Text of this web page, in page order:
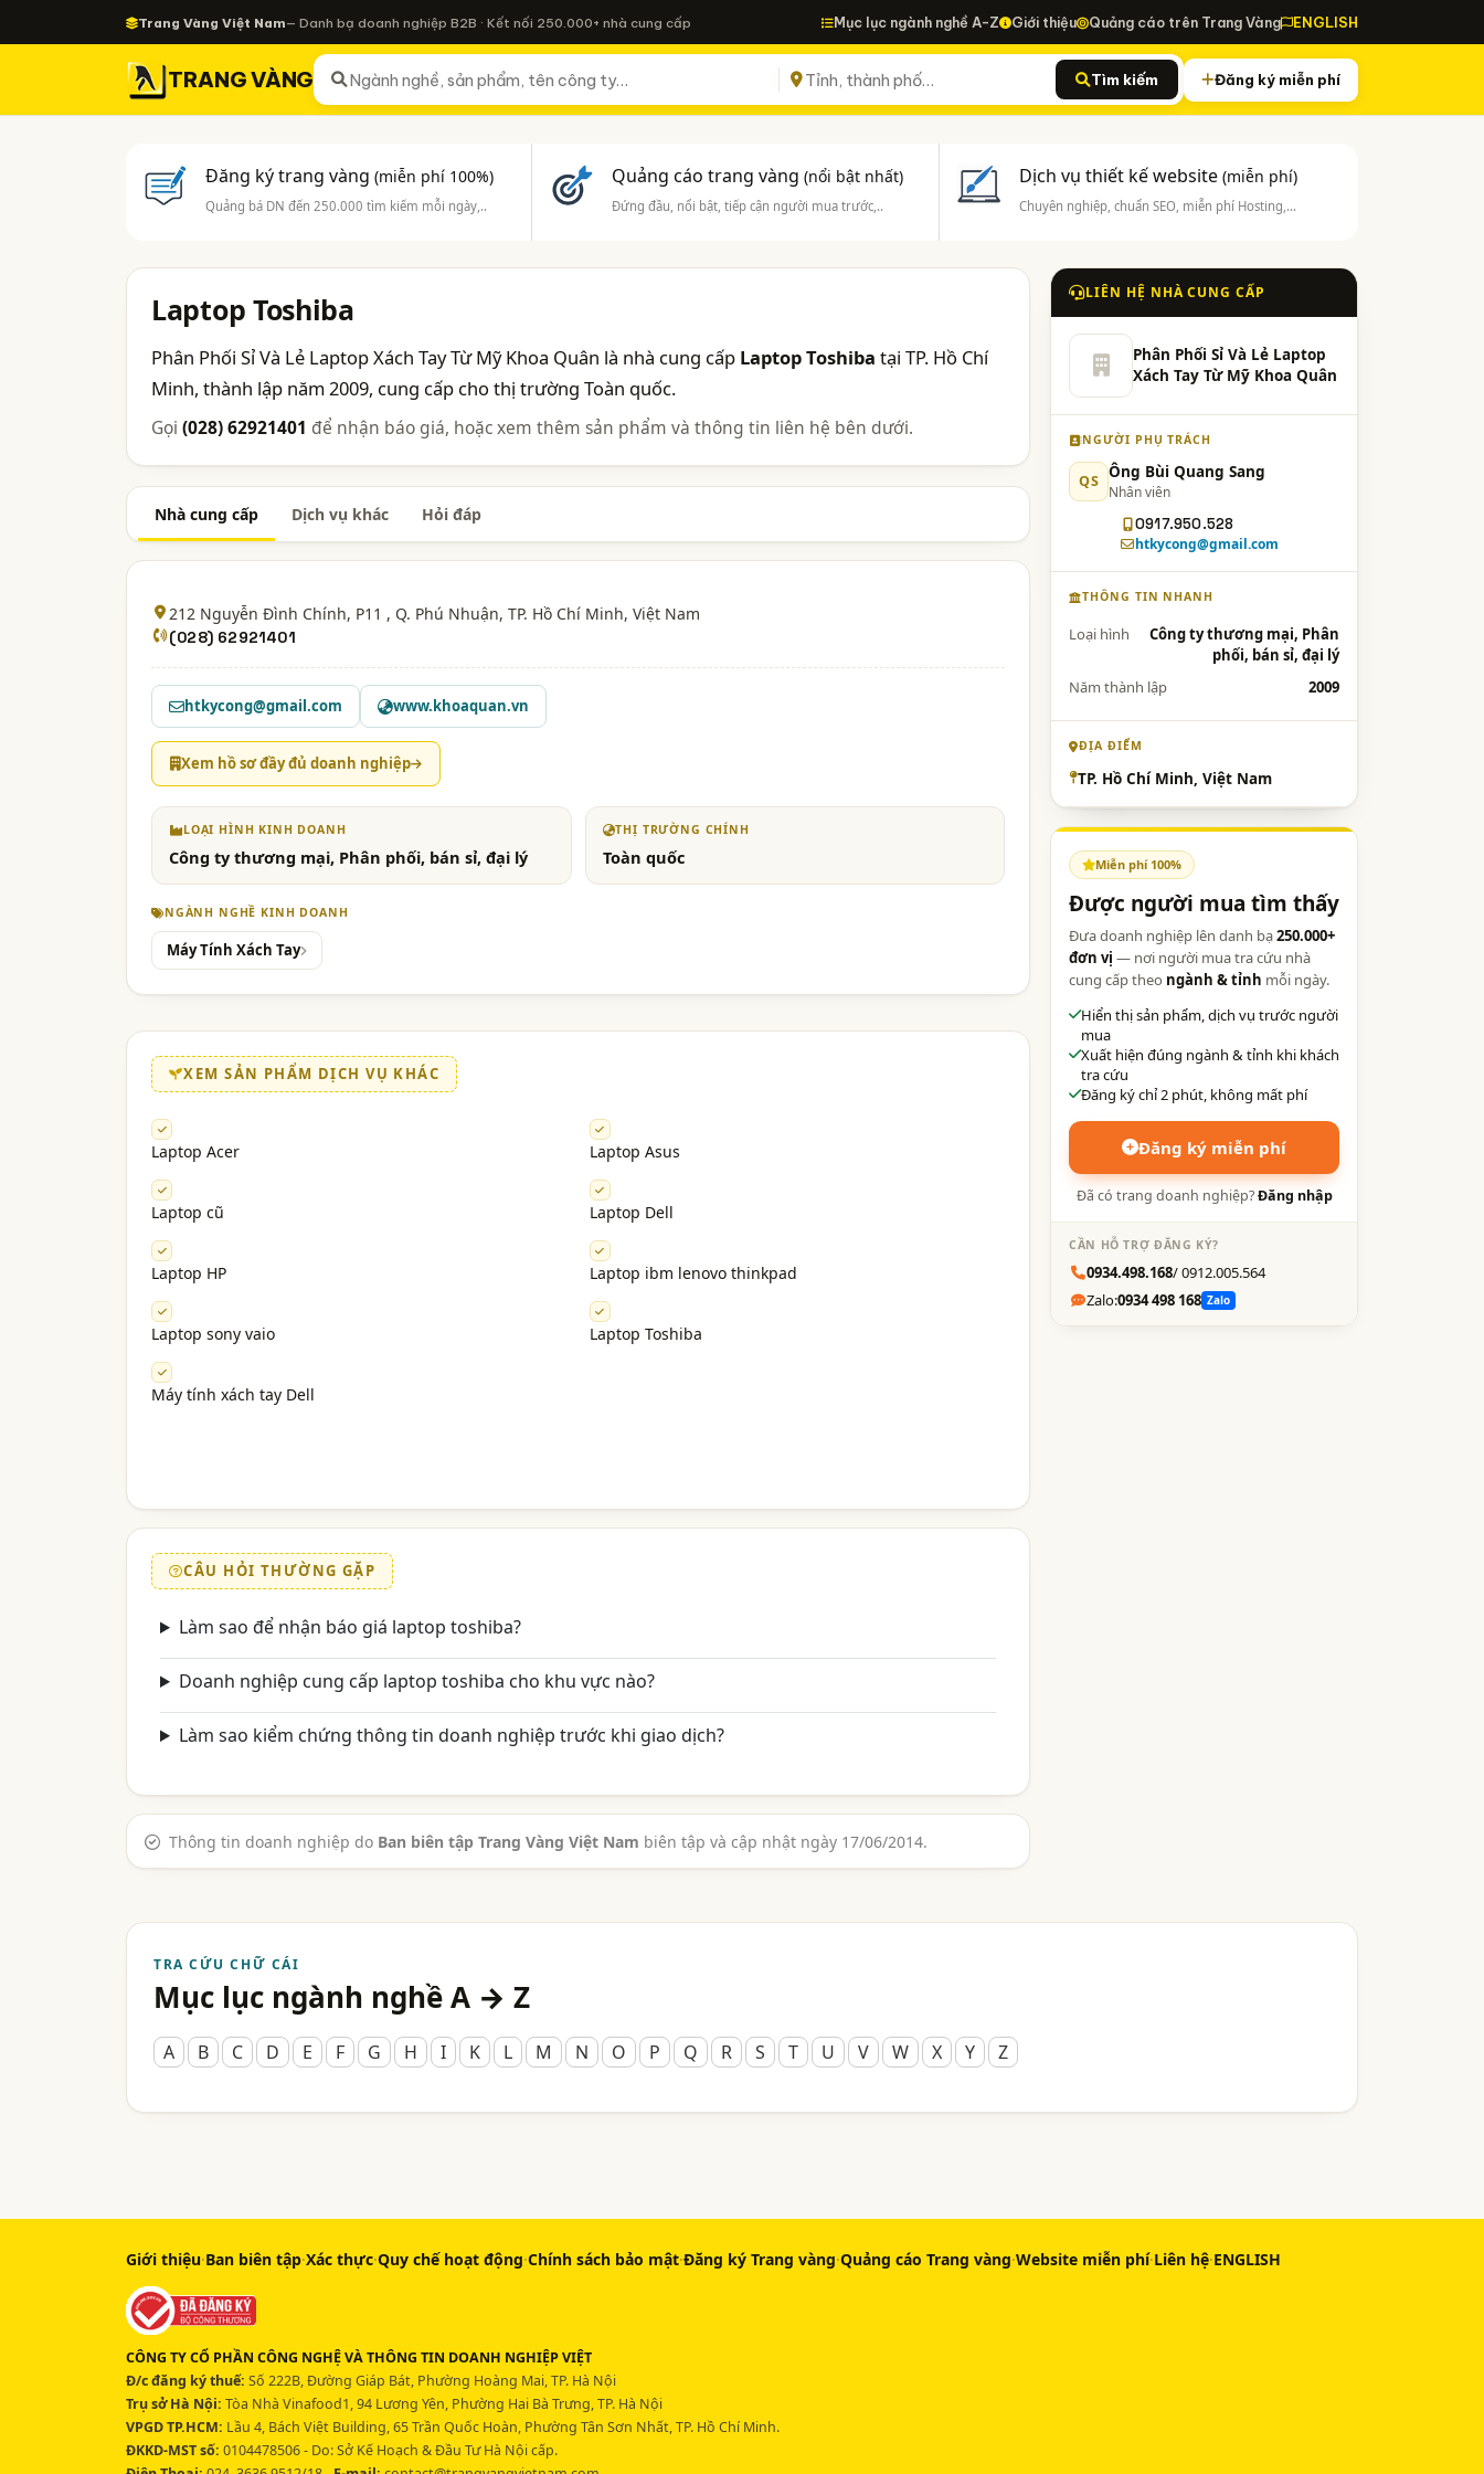
Trang Vàng Việt Nam— Danh bạ doanh nghiệp B2B · Kết nối 250.000+ nhà cung cấp Mục lục ngành nghề A-Z Giới thiệu Quảng cáo trên Trang Vàng ENGLISH
TRANG VÀNG Tìm kiếm Đăng ký miễn phí
Đăng ký trang vàng(miễn phí 100%)
Quảng bá DN đến 250.000 tìm kiếm mỗi ngày,..
Quảng cáo trang vàng(nổi bật nhất)
Đứng đầu, nổi bật, tiếp cận người mua trước,..
Dịch vụ thiết kế website (miễn phí)
Chuyên nghiệp, chuẩn SEO, miễn phí Hosting,...
Laptop Toshiba
Phân Phối Sỉ Và Lẻ Laptop Xách Tay Từ Mỹ Khoa Quân là nhà cung cấp Laptop Toshiba tại TP. Hồ Chí
Minh, thành lập năm 2009, cung cấp cho thị trường Toàn quốc.
Gọi (028) 62921401 để nhận báo giá, hoặc xem thêm sản phẩm và thông tin liên hệ bên dưới.
Nhà cung cấp Dịch vụ khác Hỏi đáp
212 Nguyễn Đình Chính, P11 , Q. Phú Nhuận, TP. Hồ Chí Minh, Việt Nam
(028) 62921401
htkycong@gmail.com www.khoaquan.vn
Xem hồ sơ đầy đủ doanh nghiệp
LOẠI HÌNH KINH DOANH
Công ty thương mại, Phân phối, bán sỉ, đại lý
THỊ TRƯỜNG CHÍNH
Toàn quốc
NGÀNH NGHỀ KINH DOANH
Máy Tính Xách Tay
XEM SẢN PHẨM DỊCH VỤ KHÁC
Laptop Acer Laptop Asus
Laptop cũ Laptop Dell
Laptop HP Laptop ibm lenovo thinkpad
Laptop sony vaio Laptop Toshiba
Máy tính xách tay Dell
CÂU HỎI THƯỜNG GẶP
Làm sao để nhận báo giá laptop toshiba?
Doanh nghiệp cung cấp laptop toshiba cho khu vực nào?
Làm sao kiểm chứng thông tin doanh nghiệp trước khi giao dịch?
Thông tin doanh nghiệp do Ban biên tập Trang Vàng Việt Nam biên tập và cập nhật ngày 17/06/2014.
LIÊN HỆ NHÀ CUNG CẤP
Phân Phối Sỉ Và Lẻ Laptop
Xách Tay Từ Mỹ Khoa Quân
NGƯỜI PHỤ TRÁCH
QS Ông Bùi Quang Sang
Nhân viên
0917.950.528
htkycong@gmail.com
THÔNG TIN NHANH
Loại hình
Công ty thương mại, Phân
phối, bán sỉ, đại lý
Năm thành lập
2009
ĐỊA ĐIỂM
TP. Hồ Chí Minh, Việt Nam
Miễn phí 100%
Được người mua tìm thấy
Đưa doanh nghiệp lên danh bạ250.000+
đơn vị — nơi người mua tra cứu nhà
cung cấp theo ngành & tỉnh mỗi ngày.
Hiển thị sản phẩm, dịch vụ trước người
mua
Xuất hiện đúng ngành & tỉnh khi khách
tra cứu
Đăng ký chỉ 2 phút, không mất phí
Đăng ký miễn phí
Đã có trang doanh nghiệp?Đăng nhập
CẦN HỖ TRỢ ĐĂNG KÝ?
0934.498.168/ 0912.005.564
Zalo:0934 498 168 Zalo
TRA CỨU CHỮ CÁI
Mục lục ngành nghề A → Z
A B C D E F G H I K L M N O P Q R S T U V W X Y Z
Giới thiệu·Ban biên tập·Xác thực·Quy chế hoạt động·Chính sách bảo mật·Đăng ký Trang vàng·Quảng cáo Trang vàng·Website miễn phí·Liên hệ·ENGLISH
CÔNG TY CỔ PHẦN CÔNG NGHỆ VÀ THÔNG TIN DOANH NGHIỆP VIỆT
Đ/c đăng ký thuế: Số 222B, Đường Giáp Bát, Phường Hoàng Mai, TP. Hà Nội
Trụ sở Hà Nội: Tòa Nhà Vinafood1, 94 Lương Yên, Phường Hai Bà Trưng, TP. Hà Nội
VPGD TP.HCM: Lầu 4, Bách Việt Building, 65 Trần Quốc Hoàn, Phường Tân Sơn Nhất, TP. Hồ Chí Minh.
ĐKKD-MST số: 0104478506 - Do: Sở Kế Hoạch & Đầu Tư Hà Nội cấp.